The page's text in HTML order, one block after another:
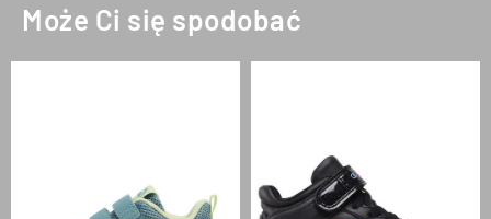
Może Ci się spodobać